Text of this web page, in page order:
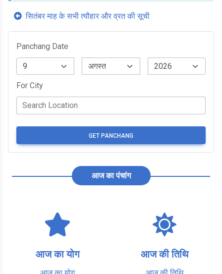
सितंबर माह के सभी त्यौहार और व्रत की सूची
Panchang Date
For City
GET PANCHANG
आज का पंचांग
आज का योग आज की तिथि